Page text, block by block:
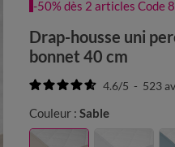
-50% dès 2 articles Code
Drap-housse uni
bonnet 40 cm
4.6/5 - 523
Couleur : Sable